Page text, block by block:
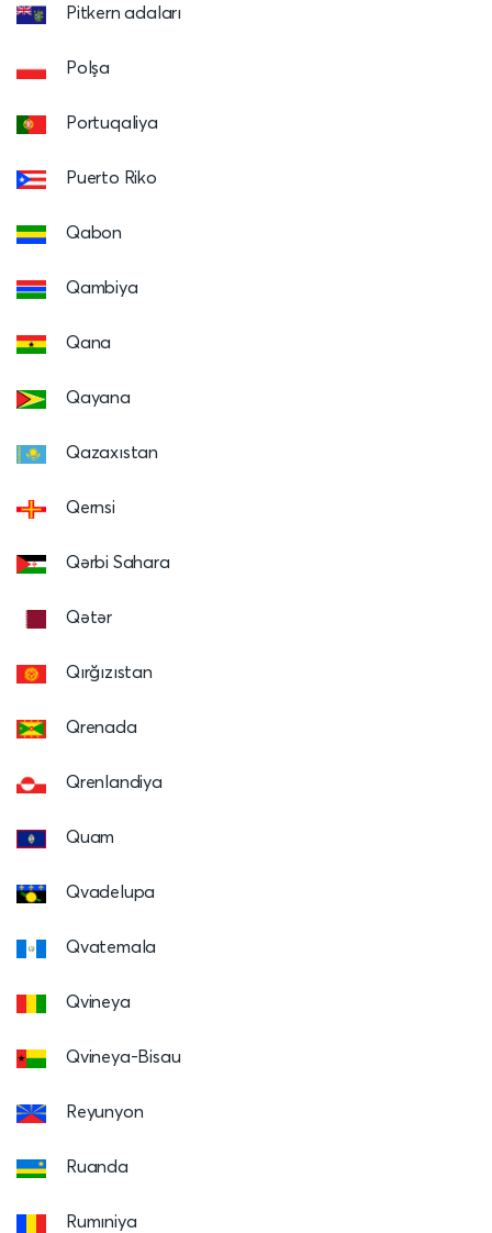
Pitkern adaları
Polşa
Portuqaliya
Puerto Riko
Qabon
Qambiya
Qana
Qayana
Qazaxıstan
Qernsi
Qərbi Sahara
Qətər
Qırğızıstan
Qrenada
Qrenlandiya
Quam
Qvadelupa
Qvatemala
Qvineya
Qvineya-Bisau
Reyunyon
Ruanda
Rumıniya